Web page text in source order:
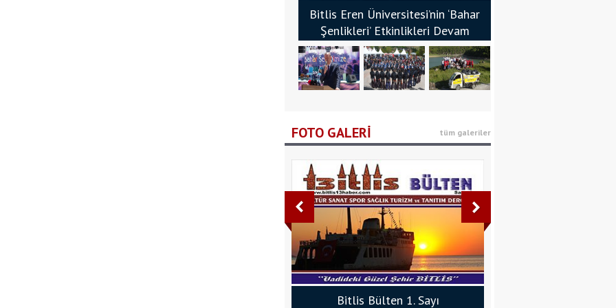
Bitlis Eren Üniversitesi’nin ‘Bahar
Şenlikleri’ Etkinlikleri Devam
Ediyor - Bitlis Bülten
FOTO GALERİ tüm galeriler
Bitlis Bülten 1. Sayı